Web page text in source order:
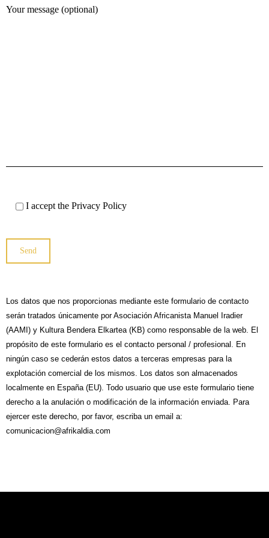
Your message (optional)
I accept thePrivacy Policy
Send
Los datos que nos proporcionas mediante este formulario de contacto
serán tratados únicamente por Asociación Africanista Manuel Iradier
(AAMI) y Kultura Bendera Elkartea (KB) como responsable de la web. El
propósito de este formulario es el contacto personal / profesional. En
ningún caso se cederán estos datos a terceras empresas para la
explotación comercial de los mismos. Los datos son almacenados
localmente en España (EU). Todo usuario que use este formulario tiene
derecho a la anulación o modificación de la información enviada. Para
ejercer este derecho, por favor, escriba un email a:
comunicacion@afrikaldia.com